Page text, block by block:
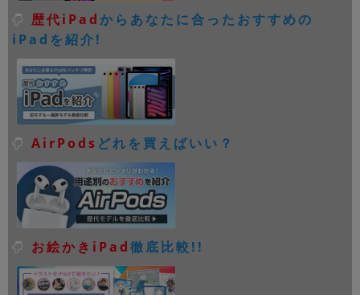
歴代iPad からあなたに合ったおすすめの
iPadを紹介!
AirPods どれを買えばいい？
お絵かきiPad徹底比較!!